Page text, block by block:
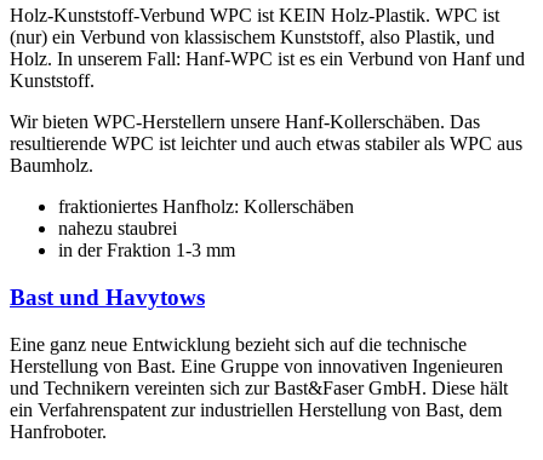
Holz-Kunststoff-Verbund WPC ist KEIN Holz-Plastik. WPC ist
(nur) ein Verbund von klassischem Kunststoff, also Plastik, und
Holz. In unserem Fall: Hanf-WPC ist es ein Verbund von Hanf und
Kunststoff.
Wir bieten WPC-Herstellern unsere Hanf-Kollerschäben. Das
resultierende WPC ist leichter und auch etwas stabiler als WPC aus
Baumholz.
fraktioniertes Hanfholz: Kollerschäben
nahezu staubrei
in der Fraktion 1-3 mm
Bast und Havytows
Eine ganz neue Entwicklung bezieht sich auf die technische
Herstellung von Bast. Eine Gruppe von innovativen Ingenieuren
und Technikern vereinten sich zur Bast&Faser GmbH. Diese hält
ein Verfahrenspatent zur industriellen Herstellung von Bast, dem
Hanfroboter.